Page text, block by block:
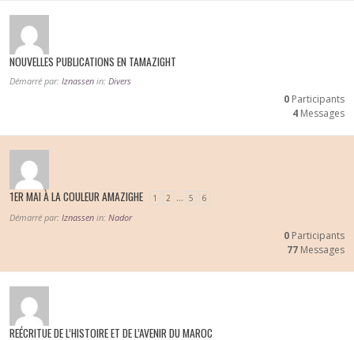
NOUVELLES PUBLICATIONS EN TAMAZIGHT
Démarré par: Iznassen in: Divers
0 Participants
4 Messages
1ER MAI À LA COULEUR AMAZIGHE 1 2 … 5 6
Démarré par: Iznassen in: Nador
0 Participants
77 Messages
REÉCRITUE DE L’HISTOIRE ET DE L’AVENIR DU MAROC